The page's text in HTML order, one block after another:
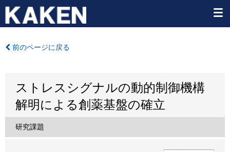
前のページに戻る
ストレスシグナルの動的制御機構
解明による創薬基盤の確立
研究課題